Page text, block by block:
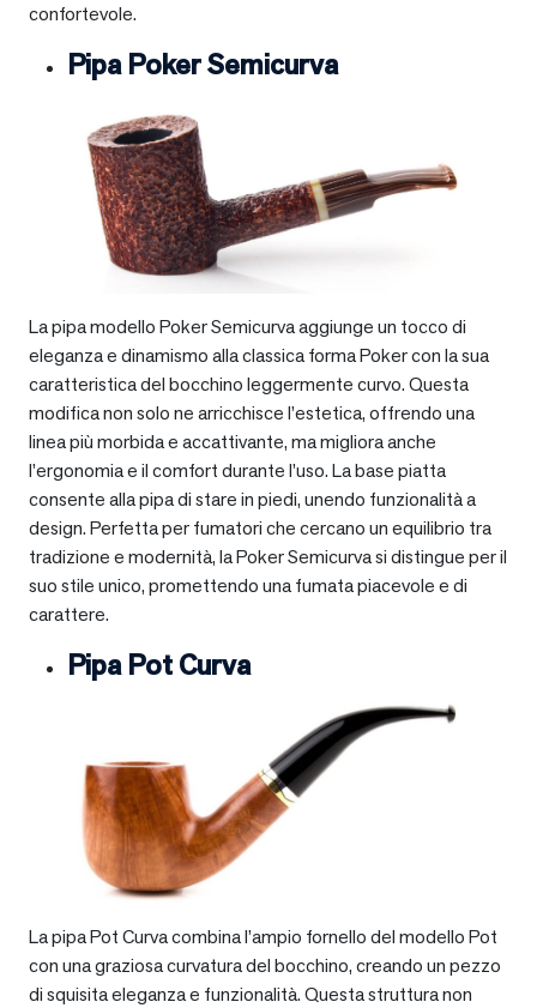
confortevole.
Pipa Poker Semicurva
La pipa modello Poker Semicurva aggiunge un tocco di
eleganza e dinamismo alla classica forma Poker con la sua
caratteristica del bocchino leggermente curvo. Questa
modifica non solo ne arricchisce l’estetica, offrendo una
linea più morbida e accattivante, ma migliora anche
l’ergonomia e il comfort durante l’uso. La base piatta
consente alla pipa di stare in piedi, unendo funzionalità a
design. Perfetta per fumatori che cercano un equilibrio tra
tradizione e modernità, la Poker Semicurva si distingue per il
suo stile unico, promettendo una fumata piacevole e di
carattere.
Pipa Pot Curva
La pipa Pot Curva combina l’ampio fornello del modello Pot
con una graziosa curvatura del bocchino, creando un pezzo
di squisita eleganza e funzionalità. Questa struttura non